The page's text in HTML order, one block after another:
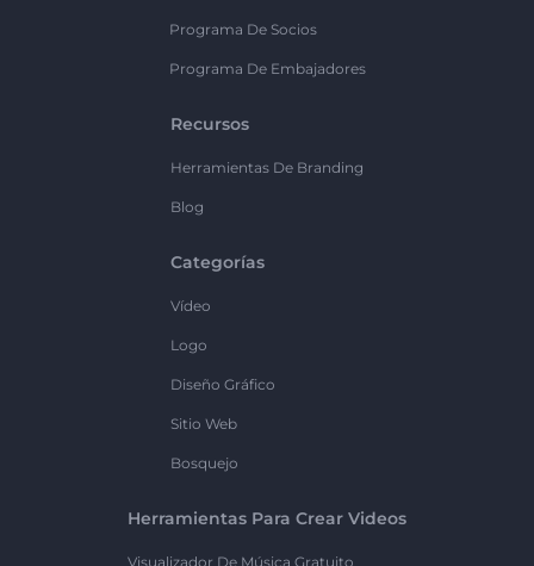
Programa De Socios
Programa De Embajadores
Recursos
Herramientas De Branding
Blog
Categorías
Vídeo
Logo
Diseño Gráfico
Sitio Web
Bosquejo
Herramientas Para Crear Videos
Visualizador De Música Gratuito